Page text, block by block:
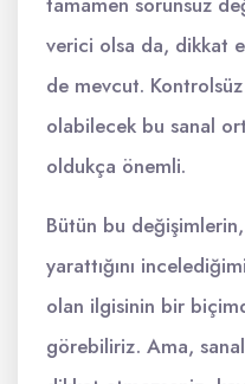
verici olsa da, dikkat
de mevcut.
olabilecek bu sanal
oldukça önemli.
Bütün bu
yarattığını
olan ilgisinin bir
görebiliriz. Ama,